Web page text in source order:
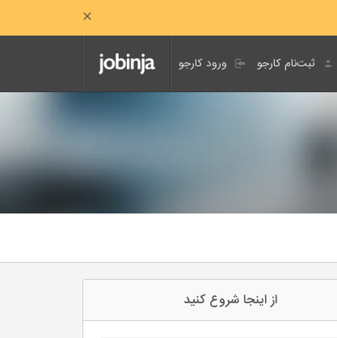
ورود کارجو ثبت‌نام کارجو
از اینجا شروع کنید